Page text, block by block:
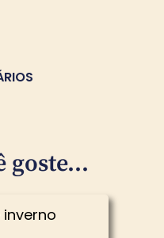
goste...